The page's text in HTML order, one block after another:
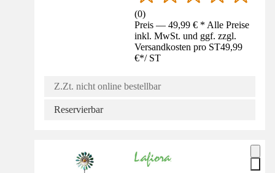
(0)
Preis — 49,99 € * Alle Preise
inkl. MwSt. und ggf. zzgl.
Versandkosten pro ST49,99
€*/ ST
Z.Zt. nicht online bestellbar
Reservierbar